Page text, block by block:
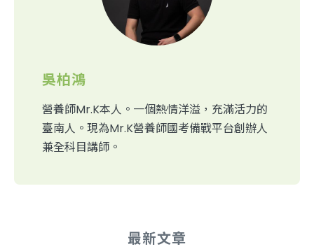
吳柏鴻
營養師Mr.K本人。一個熱情洋溢，充滿活力的
臺南人。現為Mr.K營養師國考備戰平台創辦人
兼全科目講師。
最新文章